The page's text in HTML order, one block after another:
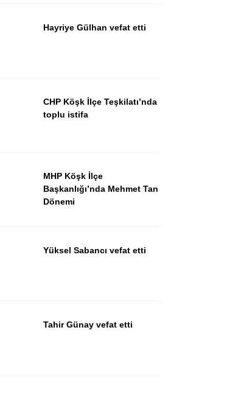
Hayriye Gülhan vefat etti
CHP Köşk İlçe Teşkilatı’nda
toplu istifa
MHP Köşk İlçe
Başkanlığı’nda Mehmet Tan
Dönemi
Yüksel Sabancı vefat etti
Tahir Günay vefat etti